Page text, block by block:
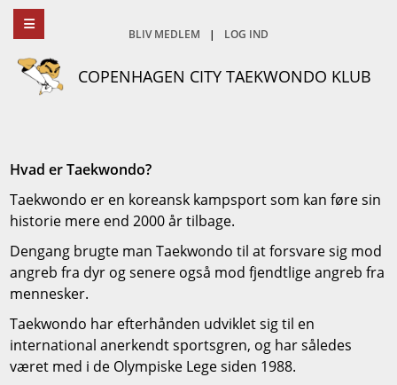
BLIV MEDLEM | LOG IND
COPENHAGEN CITY TAEKWONDO KLUB
Hvad er Taekwondo?
Taekwondo er en koreansk kampsport som kan føre sin
historie mere end 2000 år tilbage.
Dengang brugte man Taekwondo til at forsvare sig mod
angreb fra dyr og senere også mod fjendtlige angreb fra
mennesker.
Taekwondo har efterhånden udviklet sig til en
international anerkendt sportsgren, og har således
været med i de Olympiske Lege siden 1988.